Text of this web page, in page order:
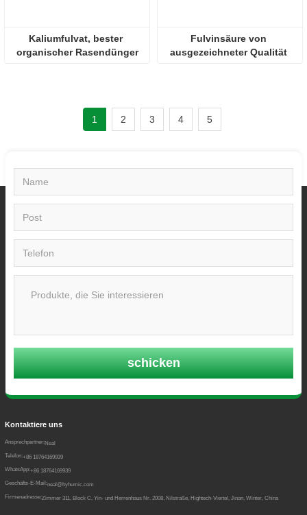
Kaliumfulvat, bester
organischer Rasendünger
Fulvinsäure von
ausgezeichneter Qualität
1 2 3 4 5
schicken
Kontaktiere uns
Ansprechpartner:Neal
Telefon:+86 18764169939
WhatsApp:+86 18764169939
Geschäfts-E-Mail:neal@hyhumic.com
Firmenadresse:Zimmer 311, Block C, Yin- und Herrenhaus Nr. 2008, Nilstraße, Hightech-Viertel, Jinan, Winter, China